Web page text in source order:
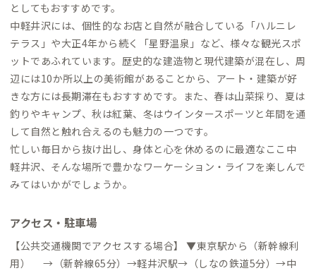
としてもおすすめです。
中軽井沢には、個性的なお店と自然が融合している「ハルニレ
テラス」や大正4年から続く「星野温泉」など、様々な観光スポ
ットであふれています。歴史的な建造物と現代建築が混在し、周
辺には10か所以上の美術館があることから、アート・建築が好
きな方には長期滞在もおすすめです。また、春は山菜採り、夏は
釣りやキャンプ、秋は紅葉、冬はウインタースポーツと年間を通
して自然と触れ合えるのも魅力の一つです。
忙しい毎日から抜け出し、身体と心を休めるのに最適なここ中
軽井沢、そんな場所で豊かなワーケーション・ライフを楽しんで
みてはいかがでしょうか。
アクセス・駐車場
【公共交通機関でアクセスする場合】 ▼東京駅から（新幹線利
用） →（新幹線65分）→軽井沢駅→（しなの鉄道5分）→中